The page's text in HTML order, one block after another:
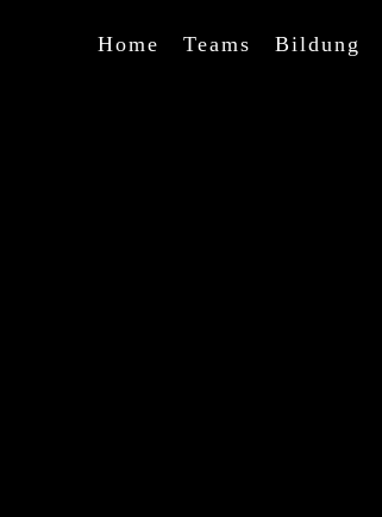
Home Teams Bildung